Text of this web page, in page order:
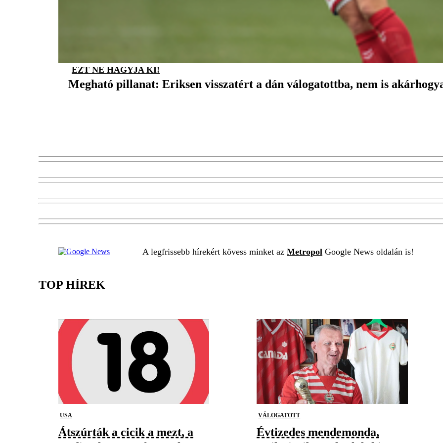
EZT NE HAGYJA KI!
Megható pillanat: Eriksen visszatért a dán válogatottba, nem is
A legfrissebb hírekért kövess minket az Metropol Google News oldalán is!
TOP HÍREK
USA
Átszúrták a cicik a mezt, a
VÁLOGATOTT
Évtizedes mendemonda,